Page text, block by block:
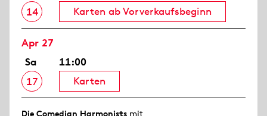
14
Karten ab Vorverkaufsbeginn
Apr 27
Sa
17
11:00
Karten